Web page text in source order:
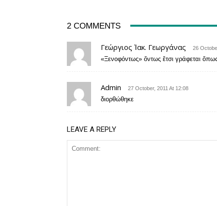
2 COMMENTS
Γεώργιος Ἰακ. Γεωργάνας 26
«Ξενοφόντως» ὄντως ἔτσι γράφεται
Admin 27 October, 2011 At 12:08
διορθώθηκε
LEAVE A REPLY